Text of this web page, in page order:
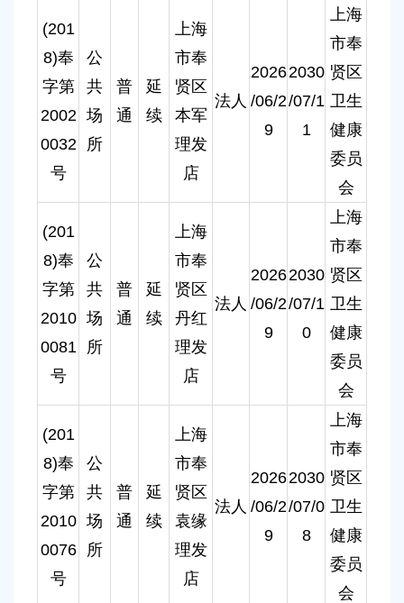
(201
8)奉
字第
2002
0032
号
公
共
场
所
普
通
延
续
上海
市奉
贤区
本军
理发
店
法人
2026
/06/2
9
2030
/07/1
1
上海
市奉
贤区
卫生
健康
委员
会
(201
8)奉
字第
2010
0081
号
公
共
场
所
普
通
延
续
上海
市奉
贤区
丹红
理发
店
法人
2026
/06/2
9
2030
/07/1
0
上海
市奉
贤区
卫生
健康
委员
会
(201
8)奉
字第
2010
0076
号
公
共
场
所
普
通
延
续
上海
市奉
贤区
袁缘
理发
店
法人
2026
/06/2
9
2030
/07/0
8
上海
市奉
贤区
卫生
健康
委员
会